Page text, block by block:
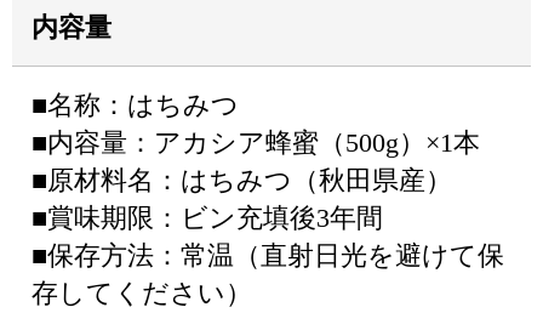
内容量
■名称：はちみつ
■内容量：アカシア蜂蜜（500g）×1本
■原材料名：はちみつ（秋田県産）
■賞味期限：ビン充填後3年間
■保存方法：常温（直射日光を避けて保
存してください）